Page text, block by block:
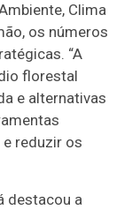
Clima
os números
“A
florestal
e alternativas
reduzir os
destacou a